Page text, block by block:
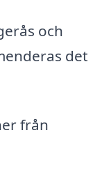
och
det
från